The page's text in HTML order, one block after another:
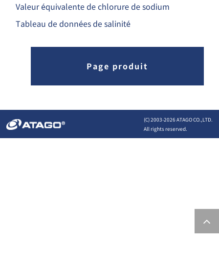
Valeur équivalente de chlorure de sodium
Tableau de données de salinité
Page produit
(C) 2003-2026 ATAGO CO.,LTD.
All rights reserved.